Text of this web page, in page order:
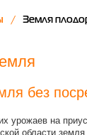
Земля
без
урожаев на
области